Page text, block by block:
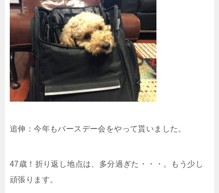
追伸：今年もバースデー会をやって貰いました。
47歳！折り返し地点は、多分過ぎた・・・。もう少し
頑張ります。